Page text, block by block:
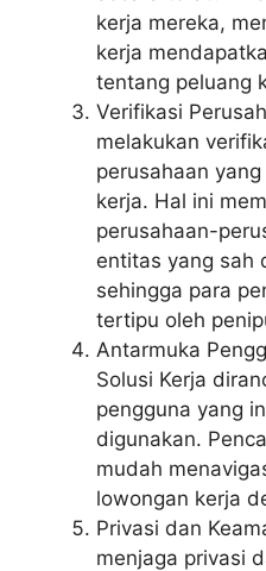
kerja mereka,
kerja
tentang peluang
Verifikasi
melakukan
perusahaan
kerja. Hal ini
perusahaan-
entitas yang sah
sehingga para
tertipu oleh
Antarmuka
Solusi Kerja
pengguna yang
digunakan.
mudah
lowongan kerja
Privasi dan
menjaga privasi